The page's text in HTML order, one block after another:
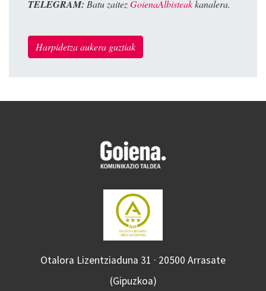
TELEGRAM: Batu zaitezGoienaAlbisteakkanalera.
Harpidetza aukera guztiak
Otalora Lizentziaduna 31 · 20500 Arrasate
(Gipuzkoa)